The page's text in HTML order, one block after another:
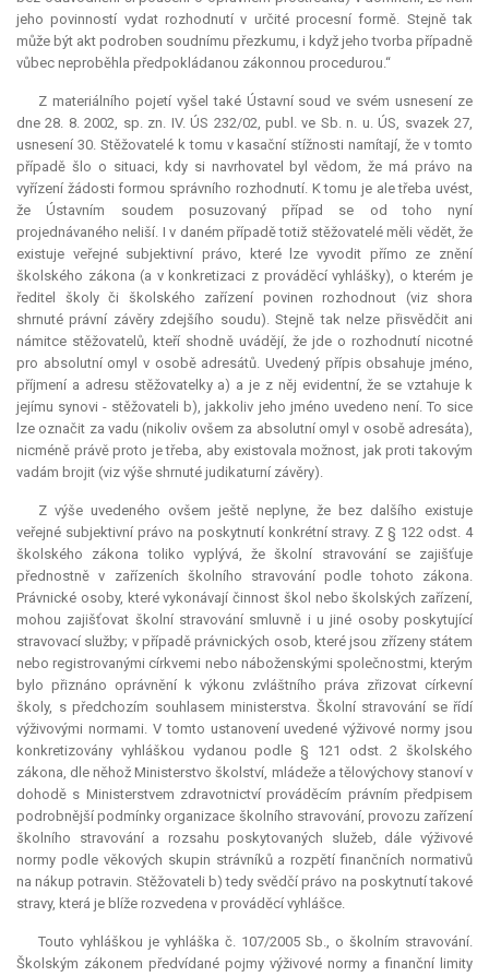
jeho povinností vydat rozhodnutí v určité procesní formě. Stejně tak
může být akt podroben soudnímu přezkumu, i když jeho tvorba případně
vůbec neproběhla předpokládanou zákonnou procedurou.“
Z materiálního pojetí vyšel také Ústavní soud ve svém usnesení ze
dne 28. 8. 2002, sp. zn. IV. ÚS 232/02, publ. ve Sb. n. u. ÚS, svazek 27,
usnesení 30. Stěžovatelé k tomu v kasační stížnosti namítají, že v tomto
případě šlo o situaci, kdy si navrhovatel byl vědom, že má právo na
vyřízení žádosti formou správního rozhodnutí. K tomu je ale třeba uvést,
že Ústavním soudem posuzovaný případ se od toho nyní
projednávaného neliší. I v daném případě totiž stěžovatelé měli vědět, že
existuje veřejné subjektivní právo, které lze vyvodit přímo ze znění
školského zákona (a v konkretizaci z prováděcí vyhlášky), o kterém je
ředitel školy či školského zařízení povinen rozhodnout (viz shora
shrnuté právní závěry zdejšího soudu). Stejně tak nelze přisvědčit ani
námitce stěžovatelů, kteří shodně uvádějí, že jde o rozhodnutí nicotné
pro absolutní omyl v osobě adresátů. Uvedený přípis obsahuje jméno,
příjmení a adresu stěžovatelky a) a je z něj evidentní, že se vztahuje k
jejímu synovi - stěžovateli b), jakkoliv jeho jméno uvedeno není. To sice
lze označit za vadu (nikoliv ovšem za absolutní omyl v osobě adresáta),
nicméně právě proto je třeba, aby existovala možnost, jak proti takovým
vadám brojit (viz výše shrnuté judikaturní závěry).
Z výše uvedeného ovšem ještě neplyne, že bez dalšího existuje
veřejné subjektivní právo na poskytnutí konkrétní stravy. Z § 122 odst. 4
školského zákona toliko vyplývá, že školní stravování se zajišťuje
přednostně v zařízeních školního stravování podle tohoto zákona.
Právnické osoby, které vykonávají činnost škol nebo školských zařízení,
mohou zajišťovat školní stravování smluvně i u jiné osoby poskytující
stravovací služby; v případě právnických osob, které jsou zřízeny státem
nebo registrovanými církvemi nebo náboženskými společnostmi, kterým
bylo přiznáno oprávnění k výkonu zvláštního práva zřizovat církevní
školy, s předchozím souhlasem ministerstva. Školní stravování se řídí
výživovými normami. V tomto ustanovení uvedené výživové normy jsou
konkretizovány vyhláškou vydanou podle § 121 odst. 2 školského
zákona, dle něhož Ministerstvo školství, mládeže a tělovýchovy stanoví v
dohodě s Ministerstvem zdravotnictví prováděcím právním předpisem
podrobnější podmínky organizace školního stravování, provozu zařízení
školního stravování a rozsahu poskytovaných služeb, dále výživové
normy podle věkových skupin strávníků a rozpětí finančních normativů
na nákup potravin. Stěžovateli b) tedy svědčí právo na poskytnutí takové
stravy, která je blíže rozvedena v prováděcí vyhlášce.
Touto vyhláškou je vyhláška č. 107/2005 Sb., o školním stravování.
Školským zákonem předvídané pojmy výživové normy a finanční limity